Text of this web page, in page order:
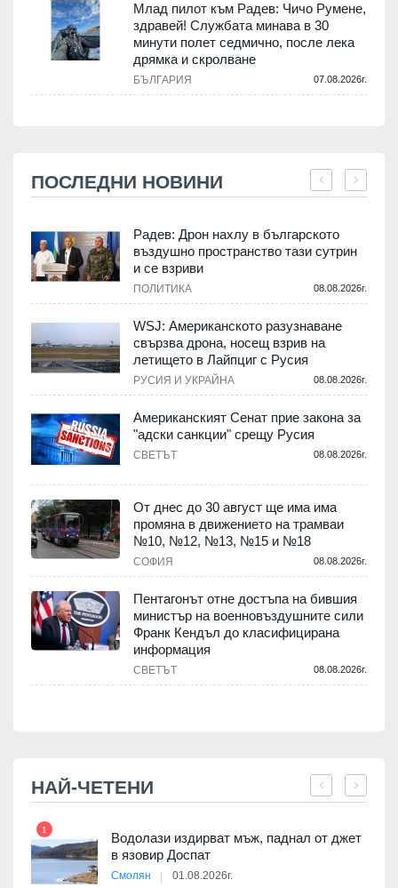
Млад пилот към Радев: Чичо Румене,
здравей! Службата минава в 30
минути полет седмично, после лека
дрямка и скролване
БЪЛГАРИЯ 07.08.2026г.
ПОСЛЕДНИ НОВИНИ
Радев: Дрон нахлу в българското
въздушно пространство тази сутрин
и се взриви
ПОЛИТИКА 08.08.2026г.
WSJ: Американското разузнаване
свързва дрона, носещ взрив на
летището в Лайпциг с Русия
РУСИЯ И УКРАЙНА 08.08.2026г.
Американският Сенат прие закона за
"адски санкции" срещу Русия
СВЕТЪТ 08.08.2026г.
От днес до 30 август ще има има
промяна в движението на трамваи
№10, №12, №13, №15 и №18
СОФИЯ 08.08.2026г.
Пентагонът отне достъпа на бившия
министър на военновъздушните сили
Франк Кендъл до класифицирана
информация
СВЕТЪТ 08.08.2026г.
НАЙ-ЧЕТЕНИ
1
Водолази издирват мъж, паднал от джет
в язовир Доспат
Смолян 01.08.2026г.